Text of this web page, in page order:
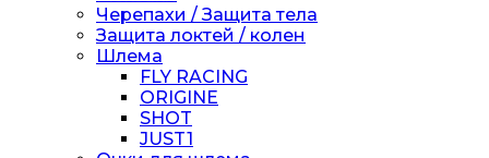
Черепахи / Защита тела
Защита локтей / колен
Шлема
FLY RACING
ORIGINE
SHOT
JUST1